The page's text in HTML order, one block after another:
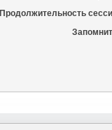
Продолжительность